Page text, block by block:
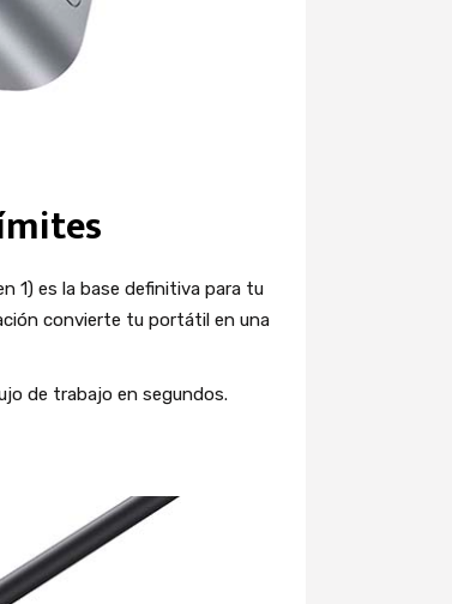
1) es la base definitiva para tu
convierte tu portátil en una
de trabajo en segundos.